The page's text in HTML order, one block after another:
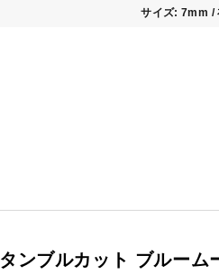
サイズ: 7mm /
ンブルカット ブルーム